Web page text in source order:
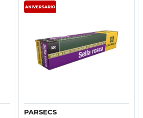
PARSECS